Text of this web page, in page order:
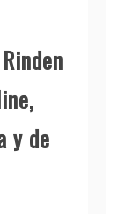
y de